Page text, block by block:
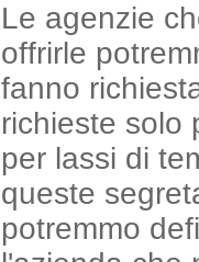
Le agenzie
offrirle
fanno
richieste solo
per lassi di
queste
potremmo